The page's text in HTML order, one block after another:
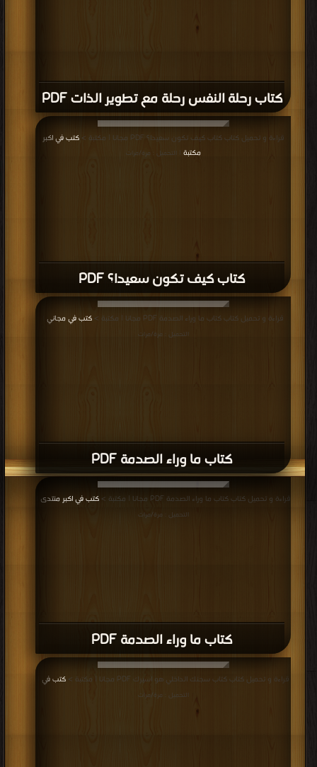
كتاب رحلة النفس رحلة مع تطوير الذات PDF
كتاب كيف تكون سعيدا؟ PDF
قراءة و تحميل كتاب كتاب كيف تكون سعيدا؟ PDF مجانا | مكتبة >
كتب في اكبر
مكتبة
| التحميل : مرة/مرات
كتاب ما وراء الصدمة PDF
قراءة و تحميل كتاب كتاب ما وراء الصدمة PDF مجانا | مكتبة > كتب في مجاني
التحميل : مرة/مرات
كتاب ما وراء الصدمة PDF
قراءة و تحميل كتاب كتاب ما وراء الصدمة PDF مجانا | مكتبة > كتب في اكبر منتدى
التحميل : مرة/مرات
قراءة و تحميل كتاب كتاب سجنك الداخلي هو اسيرك PDF مجانا | مكتبة > كتب في
التحميل : مرة/مرات